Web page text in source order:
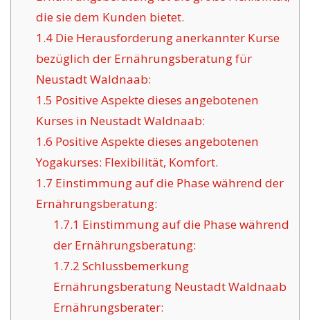
die sie dem Kunden bietet.
1.4Die Herausforderung anerkannter Kurse
bezüglich der Ernährungsberatung für
Neustadt Waldnaab:
1.5 Positive Aspekte dieses angebotenen
Kurses in Neustadt Waldnaab:
1.6 Positive Aspekte dieses angebotenen
Yogakurses: Flexibilität, Komfort.
1.7 Einstimmung auf die Phase während der
Ernährungsberatung:
1.7.1 Einstimmung auf die Phase während
der Ernährungsberatung:
1.7.2 Schlussbemerkung
Ernährungsberatung Neustadt Waldnaab
Ernährungsberater: